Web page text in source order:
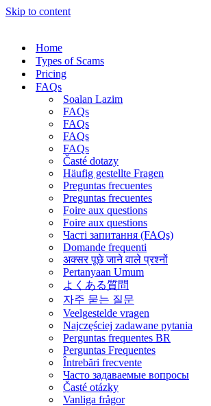
Skip to content
Home
Types of Scams
Pricing
FAQs
Soalan Lazim
FAQs
FAQs
FAQs
FAQs
Časté dotazy
Häufig gestellte Fragen
Preguntas frecuentes
Preguntas frecuentes
Foire aux questions​
Foire aux questions​
Часті запитання (FAQs)
Domande frequenti
अक्सर पूछे जाने वाले प्रश्नों
Pertanyaan Umum
よくある質問
자주 묻는 질문
Veelgestelde vragen
Najczęściej zadawane pytania
Perguntas frequentes BR
Perguntas Frequentes
Întrebări frecvente
Часто задаваемые вопросы
Časté otázky
Vanliga frågor